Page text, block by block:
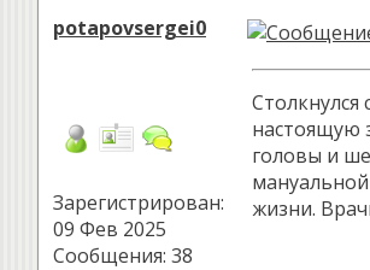
potapovsergei0
Зарегистрирован:
09 Фев 2025
Сообщения: 38
настоящую
головы и
жизни.